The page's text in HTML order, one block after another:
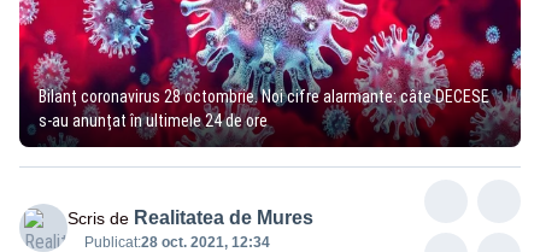
Bilanț coronavirus 28 octombrie. Noi cifre alarmante: câte DECESE
s-au anunțat în ultimele 24 de ore
Scris de Realitatea de Mures
Publicat:28 oct. 2021, 12:34